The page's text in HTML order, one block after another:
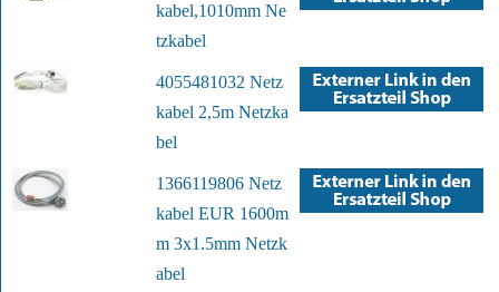
kabel,1010mm Ne
tzkabel
4055481032 Netz
kabel 2,5m Netzka
bel
1366119806 Netz
kabel EUR 1600m
m 3x1.5mm Netzk
abel